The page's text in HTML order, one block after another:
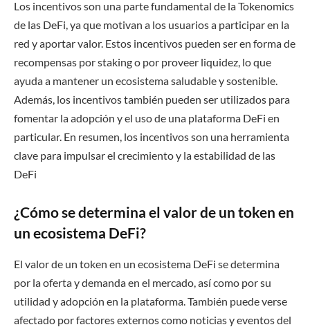
Los incentivos son una parte fundamental de la Tokenomics
de las DeFi, ya que motivan a los usuarios a participar en la
red y aportar valor. Estos incentivos pueden ser en forma de
recompensas por staking o por proveer liquidez, lo que
ayuda a mantener un ecosistema saludable y sostenible.
Además, los incentivos también pueden ser utilizados para
fomentar la adopción y el uso de una plataforma DeFi en
particular. En resumen, los incentivos son una herramienta
clave para impulsar el crecimiento y la estabilidad de las
DeFi
¿Cómo se determina el valor de un token en
un ecosistema DeFi?
El valor de un token en un ecosistema DeFi se determina
por la oferta y demanda en el mercado, así como por su
utilidad y adopción en la plataforma. También puede verse
afectado por factores externos como noticias y eventos del